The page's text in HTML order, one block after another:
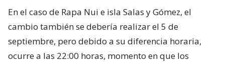
En el caso de Rapa Nui e isla Salas y Gómez, el
cambio también se debería realizar el 5 de
septiembre, pero debido a su diferencia horaria,
ocurre a las 22:00 horas, momento en que los